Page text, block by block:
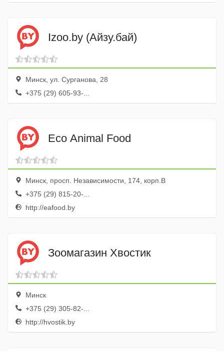
Izoo.by (Айзу.бай)
Минск, ул. Сурганова, 28
+375 (29) 605-93-...
Eco Animal Food
Минск, просп. Независимости, 174, корп.В
+375 (29) 815-20-...
http://eafood.by
Зоомагазин Хвостик
Минск
+375 (29) 305-82-...
http://hvostik.by